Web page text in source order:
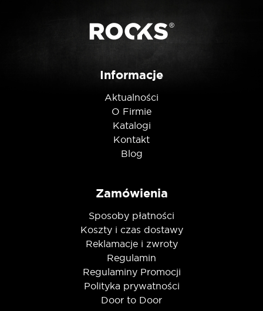
Nie jestem robotem
Informacje
Aktualności
O Firmie
Katalogi
Kontakt
Blog
Zamówienia
Sposoby płatności
Koszty i czas dostawy
Reklamacje i zwroty
Regulamin
Regulaminy Promocji
Polityka prywatności
Door to Door